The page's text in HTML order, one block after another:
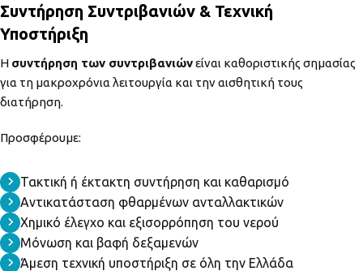
Συντήρηση Συντριβανιών & Τεχνική
Υποστήριξη
Η συντήρηση των συντριβανιώνείναι καθοριστικής σημασίας
για τη μακροχρόνια λειτουργία και την αισθητική τους
διατήρηση.
Προσφέρουμε:
Τακτική ή έκτακτη συντήρηση και καθαρισμό
Αντικατάσταση φθαρμένων ανταλλακτικών
Χημικό έλεγχο και εξισορρόπηση του νερού
Μόνωση και βαφή δεξαμενών
Άμεση τεχνική υποστήριξη σε όλη την Ελλάδα